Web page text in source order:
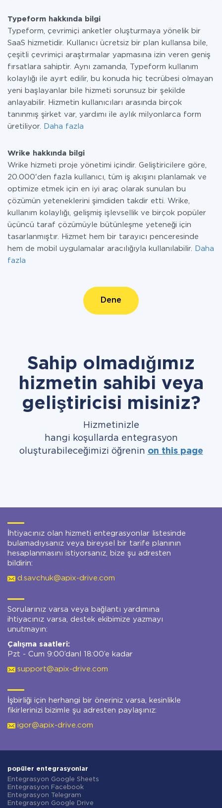
Typeform hakkında bilgi
Typeform, çevrimiçi anketler oluşturmaya yönelik bir
SaaS hizmetidir. Kullanıcı ücretsiz bir plan kullansa bile,
çeşitli çevrimiçi araştırmalar yapmasına izin veren geniş
fırsatlara sahiptir. Aynı zamanda, Typeform kullanım
kolaylığı ile ayırt edilir, bu konuda hiç tecrübesi olmayan
yeni başlayanlar bile hizmeti sorunsuz bir şekilde
anlayabilir. Hizmetin kullanıcıları arasında birçok
tanınmış şirket var, yardımı ile aylık milyonlarca form
üretiliyor.
Daha fazla
Wrike hakkında bilgi
Wrike hizmeti proje yönetimi içindir. Geliştiricilere göre,
20.000'den fazla kullanıcı, tüm iş akışını planlamak ve
optimize etmek için en iyi araç olarak sunulan bu
çözümün yeteneklerini şimdiden takdir etti. Wrike,
kullanım kolaylığı, gelişmiş işlevsellik ve birçok popüler
üçüncü taraf çözümüyle bütünleşme yeteneği için
tasarlanmıştır. Hizmet hem bir tarayıcı penceresinde
hem de mobil uygulamalar aracılığıyla kullanılabilir.
Daha
fazla
Dene
Sahip olmadığımız
hizmetin sahibi veya
geliştiricisi misiniz?
Hizmetinizle
hangi koşullarda entegrasyon
oluşturabileceğimizi öğrenin on this page
İhtiyacınız olan hizmeti entegrasyonlar listesinde
bulamadıysanız veya bireysel bir tarife planının
hesaplanmasını istiyorsanız, bize şu adresten
bildirin:
d.savchuk@apix-drive.com
Sorularınız varsa veya bağlantı yardımına
ihtiyacınız varsa, destek ekibimize yazmayı
unutmayın:
Çalışma saatleri:
Pzt - Cum 9:00’danl 18:00’e kadar
support@apix-drive.com
İşbirliği için herhangi bir öneriniz varsa, kesinlikle
fikirlerinizi bizimle şu adresten paylaşınız:
igor@apix-drive.com
popüler entegrasyonlar
Entegrasyon Google Sheets
Entegrasyon Facebook
Entegrasyon Telegram
Entegrasyon Google Drive